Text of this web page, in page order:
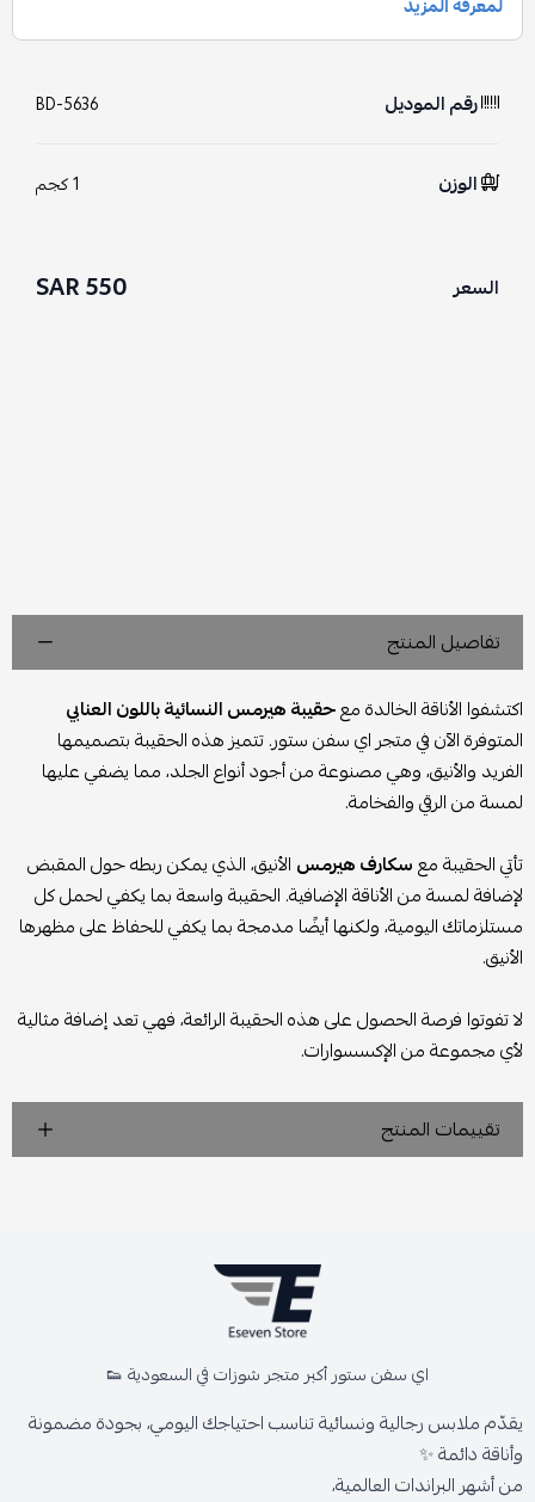
رقم الموديل BD-5636
الوزن 1 كجم
السعر 550 SAR
تفاصيل المنتج
اكتشفوا الأناقة الخالدة معحقيبة هيرمس النسائية باللون العنابي
المتوفرة الآن في متجر اي سفن ستور. تتميز هذه الحقيبة بتصميمها
الفريد والأنيق، وهي مصنوعة من أجود أنواع الجلد، مما يضفي عليها
لمسة من الرقي والفخامة.
تأتي الحقيبة معسكارف هيرمس الأنيق، الذي يمكن ربطه حول المقبض
لإضافة لمسة من الأناقة الإضافية. الحقيبة واسعة بما يكفي لحمل كل
مستلزماتك اليومية، ولكنها أيضًا مدمجة بما يكفي للحفاظ على مظهرها
الأنيق.
لا تفوتوا فرصة الحصول على هذه الحقيبة الرائعة، فهي تعد إضافة مثالية
لأي مجموعة من الإكسسوارات.
تقييمات المنتج
اي سفن ستور أكبر متجر شوزات في السعودية 👟
يقدّم ملابس رجالية ونسائية تناسب احتياجك اليومي، بجودة مضمونة
وأناقة دائمة ✨
من أشهر البراندات العالمية،